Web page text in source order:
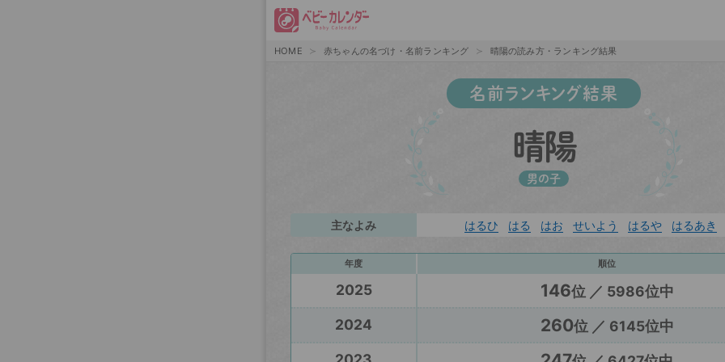
HOME 赤ちゃんの名づけ・名前ランキング 晴陽の読み方・ランキング結果
名前ランキング結果
晴陽
男の子
主なよみ はるひ はる はお せいよう はるや はるあき
年度 順位
2025 146位 ／ 5986位中
2024
260位 ／ 6145位中